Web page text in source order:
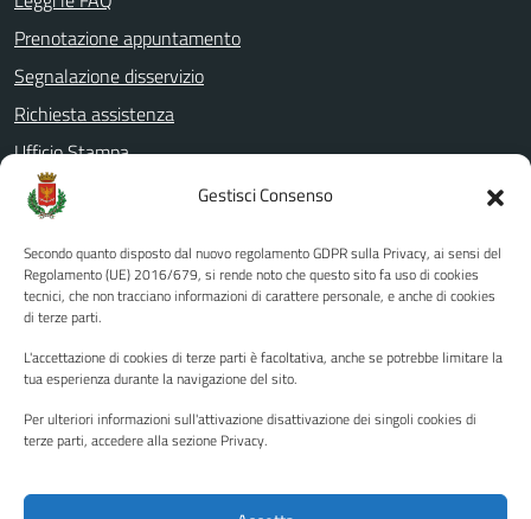
Gestisci Consenso
Secondo quanto disposto dal nuovo regolamento GDPR sulla Privacy, ai sensi del
Regolamento (UE) 2016/679, si rende noto che questo sito fa uso di cookies
tecnici, che non tracciano informazioni di carattere personale, e anche di cookies
di terze parti.
L'accettazione di cookies di terze parti è facoltativa, anche se potrebbe limitare la
tua esperienza durante la navigazione del sito.
Per ulteriori informazioni sull'attivazione disattivazione dei singoli cookies di
terze parti, accedere alla sezione Privacy.
Prenotazione appuntamento
Segnalazione disservizio
Richiesta assistenza
Ufficio Stampa
Amministrazione Trasparente
Albo pretorio
Informativa privacy
Note legali
Piano di miglioramento del sito
Instagram